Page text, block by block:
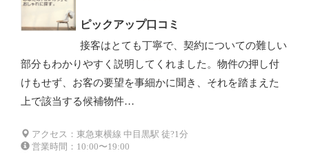
ピックアップ口コミ
接客はとても丁寧で、契約についての難しい
部分もわかりやすく説明してくれました。物件の押し付
けもせず、お客の要望を事細かに聞き、それを踏まえた
上で該当する候補物件…
アクセス：東急東横線 中目黒駅 徒?1分
営業時間：10:00〜19:00